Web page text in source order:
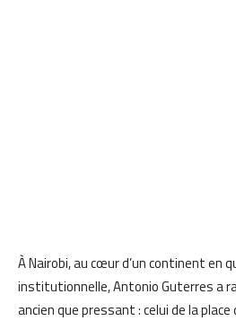
À Nairobi, au cœur d’un continent en
institutionnelle, Antonio Guterres a
ancien que pressant : celui de la place